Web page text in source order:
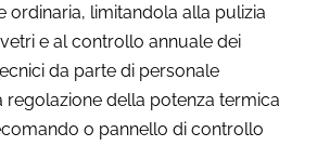
ordinaria, limitandola alla pulizia
e al controllo annuale dei
da parte di personale
regolazione della potenza termica
o pannello di controllo